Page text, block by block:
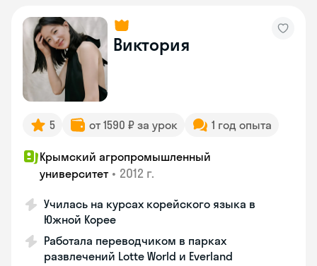
Виктория
5 от 1590 ₽ за урок 1 год опыта
Крымский агропромышленный
университет • 2012 г.
Училась на курсах корейского языка в
Южной Корее
Работала переводчиком в парках
развлечений Lotte World и Everland